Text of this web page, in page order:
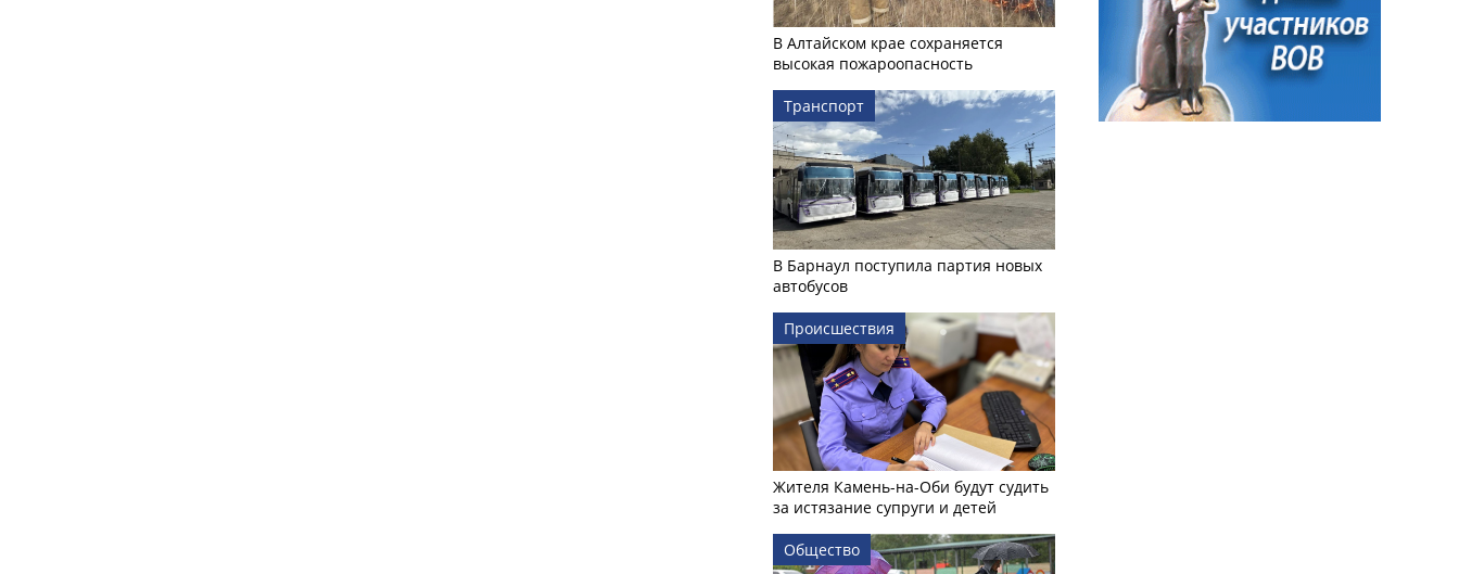
В Алтайском крае сохраняется
высокая пожароопасность
Транспорт
В Барнаул поступила партия новых
автобусов
Происшествия
Жителя Камень-на-Оби будут судить
за истязание супруги и детей
Общество